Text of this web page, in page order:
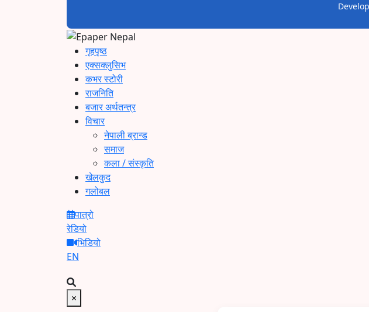
गृहपृष्ठ
एक्सक्लुसिभ
कभर स्टोरी
राजनिति
बजार अर्थतन्त्र
विचार
नेपाली ब्रान्ड
समाज
कला / संस्कृति
खेलकुद
गलोबल
पात्रो
रेडियो
भिडियो
EN
×